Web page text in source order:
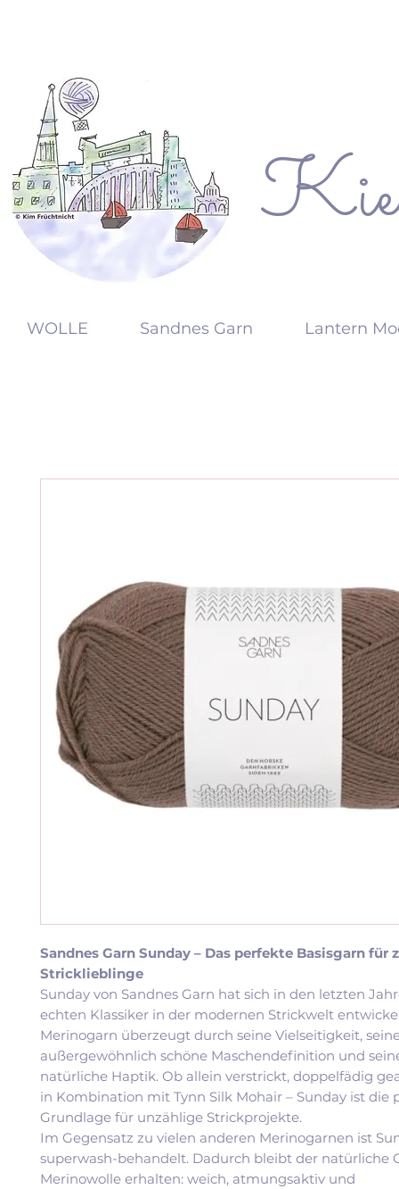
KW
WOLLE Sandnes Garn Lantern
Sandnes Garn Sunday – Das perfekte Basisgarn für
Stricklieblinge
Sunday von Sandnes Garn hat sich in den letzten
echten Klassiker in der modernen Strickwelt
Merinogarn überzeugt durch seine Vielseitigkeit,
außergewöhnlich schöne Maschendefinition und
natürliche Haptik. Ob allein verstrickt, doppelfädig
in Kombination mit Tynn Silk Mohair – Sunday ist die
Grundlage für unzählige Strickprojekte.
Im Gegensatz zu vielen anderen Merinogarnen ist
superwash-behandelt. Dadurch bleibt der natürliche
Merinowolle erhalten: weich, atmungsaktiv und